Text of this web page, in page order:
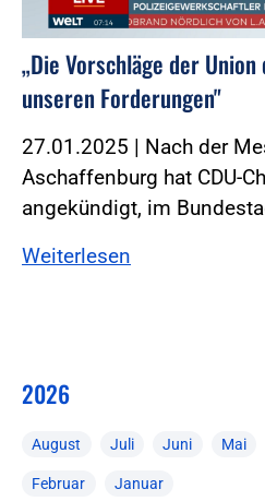
„Die Vorschläge der
unseren Forderungen"
27.01.2025 | Nach der
Aschaffenburg hat CDU-
angekündigt, im
Weiterlesen
2026
August Juli Juni Mai
Februar Januar